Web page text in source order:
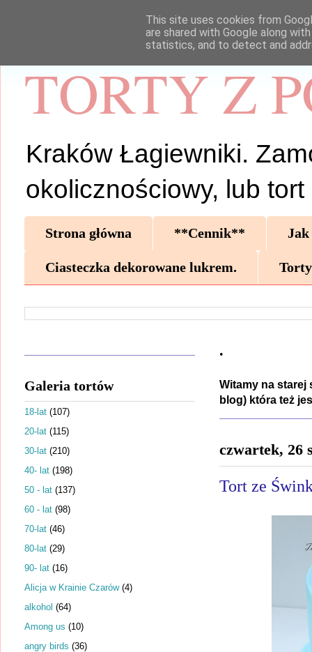
TORTY Z
Kraków Łagiewniki.
okolicznościowy, lub tort
Strona główna **Cennik** Jak
Ciasteczka dekorowane lukrem.
.
Witamy na starej
blog) która też
czwartek, 26
Tort ze
Galeria tortów
18-lat (107)
20-lat (115)
30-lat (210)
40- lat (198)
50 - lat (137)
60 - lat (98)
70-lat (46)
80-lat (29)
90- lat (16)
Alicja w Krainie Czarów (4)
alkohol (64)
Among us (10)
angry birds (36)
This site uses cookies from
are shared with Google along
statistics, and to detect and